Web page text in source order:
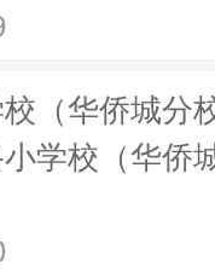
（华侨城分
学校（华侨